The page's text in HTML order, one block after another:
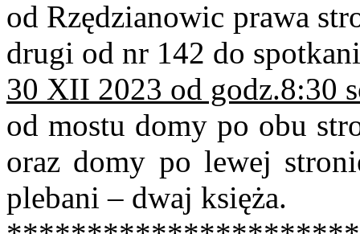
od Rzędzianowic prawa
drugi od nr 142 do
30 XII 2023 od godz.8:30
od mostu domy po obu
oraz domy po lewej
plebani – dwaj księża.